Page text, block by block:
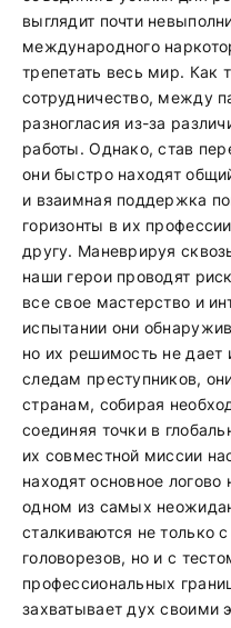
выглядит почти
международного
трепетать весь мир. Как
сотрудничество, между
разногласия из-за
работы. Однако, став
они быстро находят
и взаимная поддержка
горизонты в их
другу. Маневрируя
наши герои проводят
все свое мастерство и
испытании они
но их решимость не дает
следам преступников,
странам, собирая
соединяя точки в
их совместной миссии
находят основное
одном из самых
сталкиваются не только
головорезов, но и с
профессиональных
захватывает дух своими